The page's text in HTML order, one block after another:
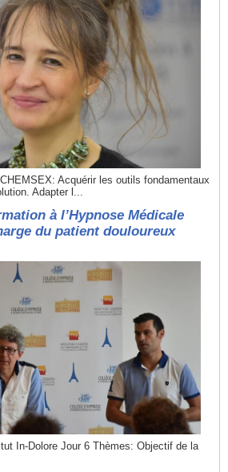
Acquérir les outils fondamentaux
Adapter l...
à l’Hypnose Médicale
du patient douloureux
In-Dolore Jour 6 Thèmes: Objectif de la